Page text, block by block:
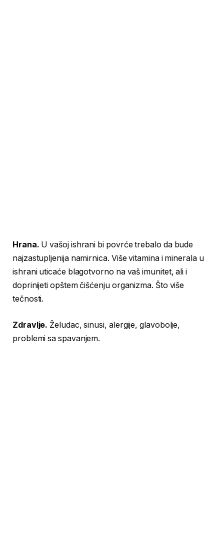
Hrana. U vašoj ishrani bi povrće trebalo da bude
najzastupljenija namirnica. Više vitamina i minerala u
ishrani uticaće blagotvorno na vaš imunitet, ali i
doprinijeti opštem čišćenju organizma. Što više
tečnosti.
Zdravlje. Želudac, sinusi, alergije, glavobolje,
problemi sa spavanjem.